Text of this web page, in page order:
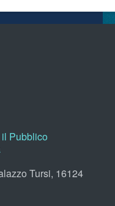
Pubblico
Tursi, 16124